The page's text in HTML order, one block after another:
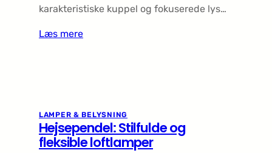
karakteristiske kuppel og fokuserede lys…
Læs mere
LAMPER & BELYSNING
Hejsependel: Stilfulde og
fleksible loftlamper